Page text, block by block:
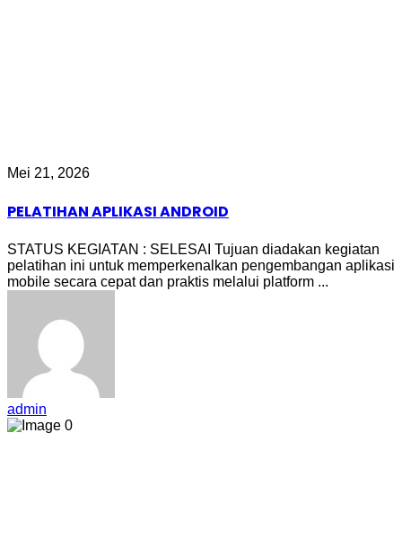
Mei 21, 2026
PELATIHAN APLIKASI ANDROID
STATUS KEGIATAN : SELESAI Tujuan diadakan kegiatan
pelatihan ini untuk memperkenalkan pengembangan aplikasi
mobile secara cepat dan praktis melalui platform ...
admin
0